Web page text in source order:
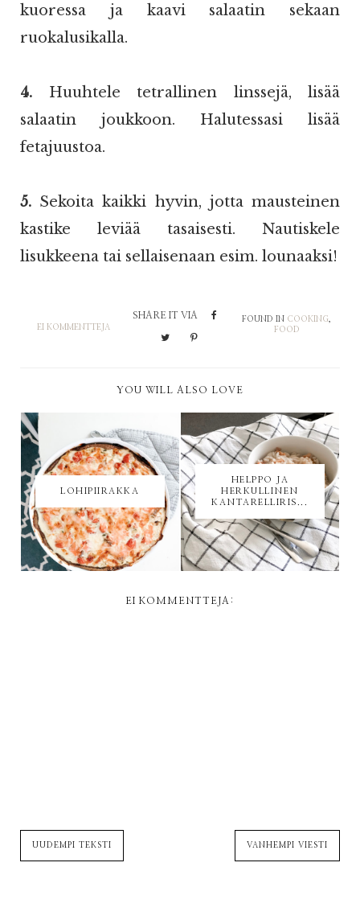
kuoressa ja kaavi salaatin sekaan
ruokalusikalla.
4. Huuhtele tetrallinen linssejä, lisää
salaatin joukkoon. Halutessasi lisää
fetajuustoa.
5. Sekoita kaikki hyvin, jotta mausteinen
kastike leviää tasaisesti. Nautiskele
lisukkeena tai sellaisenaan esim. lounaaksi!
EI KOMMENTTEJA
SHARE IT VIA FOUND IN COOKING
FOOD
YOU WILL ALSO LOVE
LOHIPIIRAKKA
HELPPO JA
HERKULLINEN
KANTARELLIRIS...
EI KOMMENTTEJA:
UUDEMPI TEKSTI VANHEMPI VIESTI